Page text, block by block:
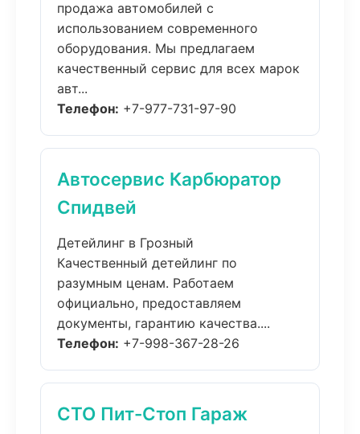
продажа автомобилей с
использованием современного
оборудования. Мы предлагаем
качественный сервис для всех марок
авт...
Телефон: +7-977-731-97-90
Автосервис Карбюратор
Спидвей
Детейлинг в Грозный
Качественный детейлинг по
разумным ценам. Работаем
официально, предоставляем
документы, гарантию качества....
Телефон: +7-998-367-28-26
СТО Пит-Стоп Гараж